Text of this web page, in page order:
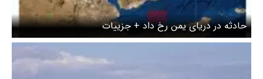
حادثه در دریای یمن رخ داد + جزییات